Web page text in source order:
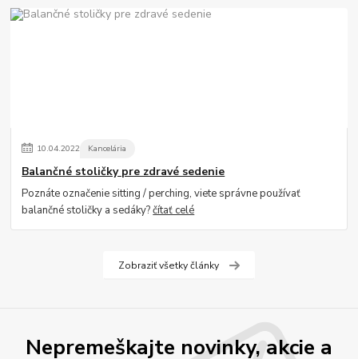
10.04.2022 Kancelária
Balančné stoličky pre zdravé sedenie
Poznáte označenie sitting / perching, viete správne používať
balančné stoličky a sedáky?čítať celé
Zobraziť všetky články
Nepremeškajte novinky, akcie a